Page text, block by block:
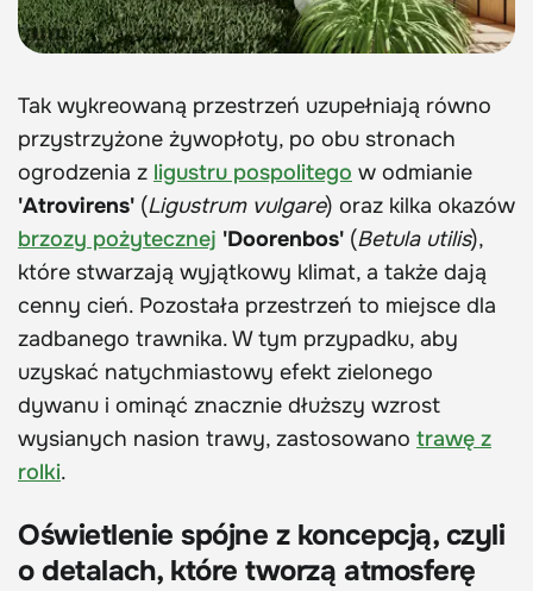
Tak wykreowaną przestrzeń uzupełniają równo
przystrzyżone żywopłoty, po obu stronach
ogrodzenia z ligustru pospolitego w odmianie
'Atrovirens' (Ligustrum vulgare) oraz kilka okazów
brzozy pożytecznej 'Doorenbos' (Betula utilis),
które stwarzają wyjątkowy klimat, a także dają
cenny cień. Pozostała przestrzeń to miejsce dla
zadbanego trawnika. W tym przypadku, aby
uzyskać natychmiastowy efekt zielonego
dywanu i ominąć znacznie dłuższy wzrost
wysianych nasion trawy, zastosowano trawę z
rolki.
Oświetlenie spójne z koncepcją, czyli
o detalach, które tworzą atmosferę